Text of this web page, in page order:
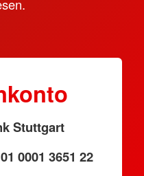
Stuttgart
0001 3651 22